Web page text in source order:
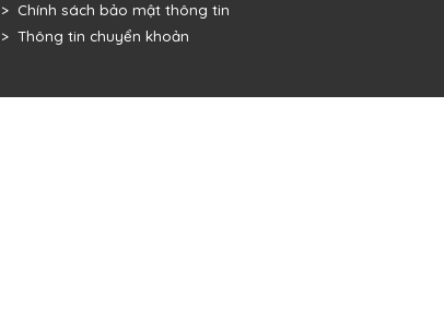
> Chính sách bảo mật thông tin
> Thông tin chuyển khoản